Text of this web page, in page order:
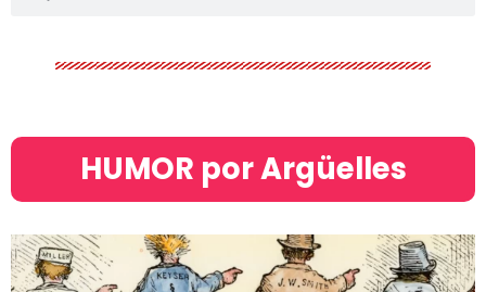
HUMOR por Argüelles​